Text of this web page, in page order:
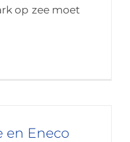
op zee moet
en Eneco